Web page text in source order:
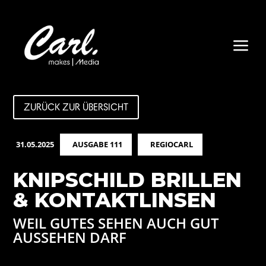
a
ZURÜCK ZUR ÜBERSICHT
31.05.2025 AUSGABE 111 REGIOCARL
KNIPSCHILD BRILLEN
& KONTAKTLINSEN
WEIL GUTES SEHEN AUCH GUT
AUSSEHEN DARF